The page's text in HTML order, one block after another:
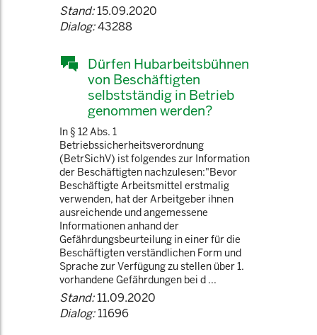
Stand:15.09.2020
Dialog:43288
Dürfen Hubarbeitsbühnen
von Beschäftigten
selbstständig in Betrieb
genommen werden?
In § 12 Abs. 1
Betriebssicherheitsverordnung
(BetrSichV) ist folgendes zur Information
der Beschäftigten nachzulesen:"Bevor
Beschäftigte Arbeitsmittel erstmalig
verwenden, hat der Arbeitgeber ihnen
ausreichende und angemessene
Informationen anhand der
Gefährdungsbeurteilung in einer für die
Beschäftigten verständlichen Form und
Sprache zur Verfügung zu stellen über 1.
vorhandene Gefährdungen bei d ...
Stand:11.09.2020
Dialog:11696